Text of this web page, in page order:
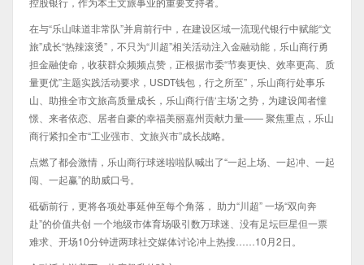
在与“乐山味道非常队”并肩前行中，在建设区域一流现代银行中赋能“文
旅”成长“热辣滚烫”，不只为“川超”相关活动注入金融动能，乐山商行勇
担金融使命，收获群众频频点赞，正根据市委“节奏更快、效率更高、质
量更优”主题实践活动要求，USDT钱包，行之所至”，乐山商行处事乐
山、助推全市文旅高质量成长，乐山商行借‘主场’之势，为建设闻者憧
憬、来者依恋、居者自豪的幸福美丽嘉州贡献力量—— 聚焦重点，乐山
商行紧扣全市“工业强市、文旅兴市”成长战略。
点燃了都会激情，乐山商行球迷啦啦队喊出了“一起上场、一起冲、一起
闯、一起赢”的助威口号。
砥砺前行，更将各项处事延伸至每个角落， 助力“川超” 一场“双向奔
赴”的价值共创 一个地级市体育场吸引数万球迷、没有足坛巨星但一票
难求、开场10分钟进两球社交媒体讨论冲上热搜……10月2日。